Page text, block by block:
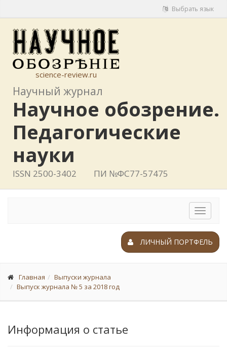
Выбрать язык
science-review.ru
Научный журнал
Научное обозрение.
Педагогические
науки
ISSN 2500-3402 ПИ №ФС77-57475
Toggle
ЛИЧНЫЙ ПОРТФЕЛЬ
Главная
Выпуски журнала
Выпуск журнала № 5 за 2018 год
Информация о статье